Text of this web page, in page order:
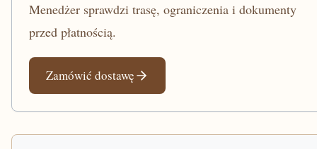
Menedżer sprawdzi trasę, ograniczenia i dokumenty
przed płatnością.
Zamówić dostawę